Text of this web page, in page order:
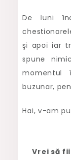
De luni
şi apoi iar
spune
buzunar,
Hai, v-am
Vrei să